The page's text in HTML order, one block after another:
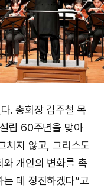
. 총회장 김주철 목
립 60주년을 맞아
치지 않고, 그리스도
와 개인의 변화를 촉
는 데 정진하겠다”고